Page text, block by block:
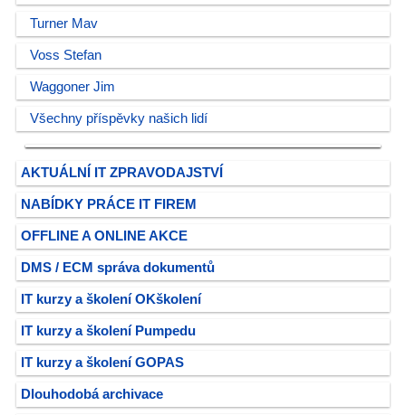
Turner Mav
Voss Stefan
Waggoner Jim
Všechny příspěvky našich lidí
AKTUÁLNÍ IT ZPRAVODAJSTVÍ
NABÍDKY PRÁCE IT FIREM
OFFLINE A ONLINE AKCE
DMS / ECM správa dokumentů
IT kurzy a školení OKškolení
IT kurzy a školení Pumpedu
IT kurzy a školení GOPAS
Dlouhodobá archivace